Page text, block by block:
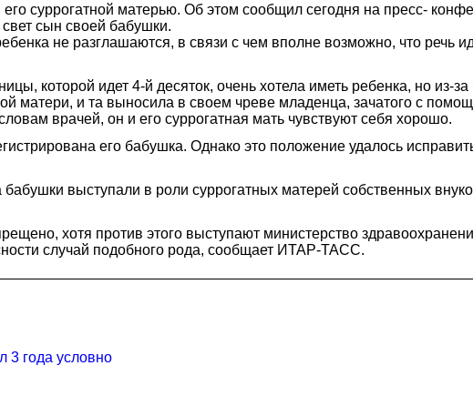
его суррогатной матерью. Об этом сообщил сегодня на пресс-
сын своей бабушки.
не разглашаются, в связи с чем вполне возможно, что речь
которой идет 4-й десяток, очень хотела иметь ребенка, но из-
матери, и та выносила в своем чреве младенца, зачатого с
врачей, он и его суррогатная мать чувствуют себя хорошо.
его бабушка. Однако это положение удалось
выступали в роли суррогатных матерей собственных
хотя против этого выступают министерство
случай подобного рода, сообщает ИТАР-ТАСС.
3 года условно